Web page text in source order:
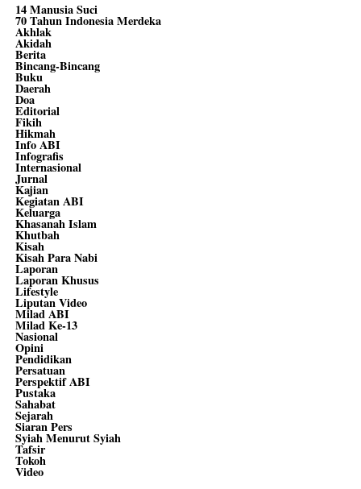
14 Manusia Suci
70 Tahun Indonesia Merdeka
Akhlak
Akidah
Berita
Bincang-Bincang
Buku
Daerah
Doa
Editorial
Fikih
Hikmah
Info ABI
Infografis
Internasional
Jurnal
Kajian
Kegiatan ABI
Keluarga
Khasanah Islam
Khutbah
Kisah
Kisah Para Nabi
Laporan
Laporan Khusus
Lifestyle
Liputan Video
Milad ABI
Milad Ke-13
Nasional
Opini
Pendidikan
Persatuan
Perspektif ABI
Pustaka
Sahabat
Sejarah
Siaran Pers
Syiah Menurut Syiah
Tafsir
Tokoh
Video